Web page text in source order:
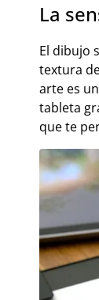
La
El dibujo
textura
arte es
tableta
que te